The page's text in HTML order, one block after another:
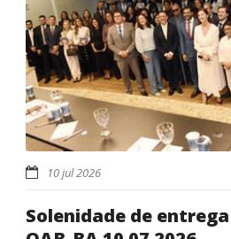
10 jul 2026
Solenidade de